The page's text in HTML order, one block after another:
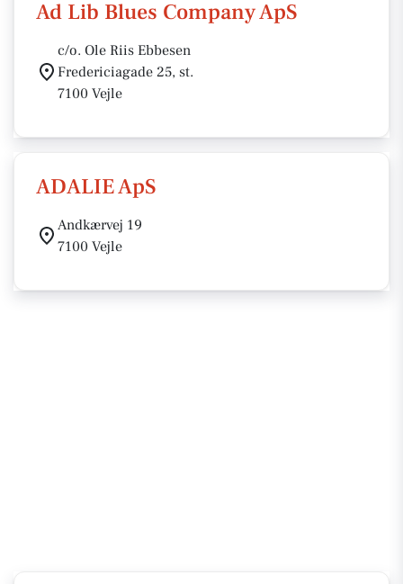
Ad Lib Blues Company ApS
c/o. Ole Riis Ebbesen
Fredericiagade 25, st.
7100 Vejle
ADALIE ApS
Andkærvej 19
7100 Vejle